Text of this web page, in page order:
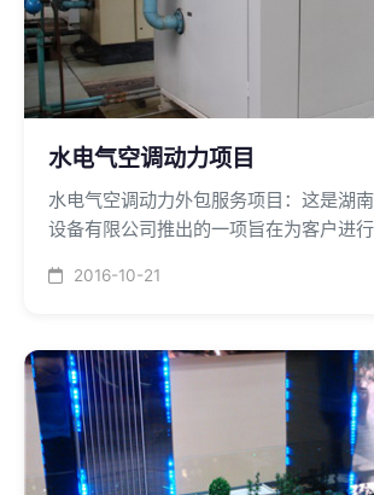
水电气空调动力项目
水电气空调动力外包服务项目：这是湖
设备有限公司推出的一项旨在为客户进
空调，消防系统和工业动力设备的运行管
2016-10-21